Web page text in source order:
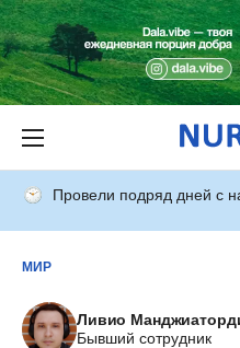
Провели подряд дней с
МИР
Ливио
Бывший сотрудник